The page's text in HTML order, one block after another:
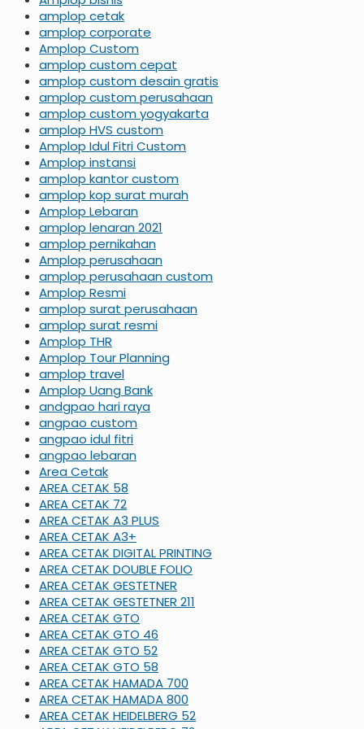
amplop cetak
amplop corporate
Amplop Custom
amplop custom cepat
amplop custom desain gratis
amplop custom perusahaan
amplop custom yogyakarta
amplop HVS custom
Amplop Idul Fitri Custom
Amplop instansi
amplop kantor custom
amplop kop surat murah
Amplop Lebaran
amplop lenaran 2021
amplop pernikahan
Amplop perusahaan
amplop perusahaan custom
Amplop Resmi
amplop surat perusahaan
amplop surat resmi
Amplop THR
Amplop Tour Planning
amplop travel
Amplop Uang Bank
andgpao hari raya
angpao custom
angpao idul fitri
angpao lebaran
Area Cetak
AREA CETAK 58
AREA CETAK 72
AREA CETAK A3 PLUS
AREA CETAK A3+
AREA CETAK DIGITAL PRINTING
AREA CETAK DOUBLE FOLIO
AREA CETAK GESTETNER
AREA CETAK GESTETNER 211
AREA CETAK GTO
AREA CETAK GTO 46
AREA CETAK GTO 52
AREA CETAK GTO 58
AREA CETAK HAMADA 700
AREA CETAK HAMADA 800
AREA CETAK HEIDELBERG 52